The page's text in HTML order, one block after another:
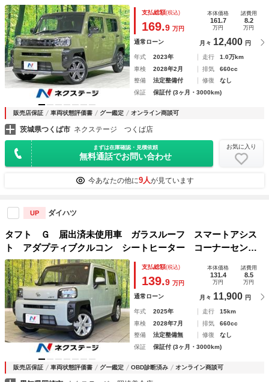
車 前席シートヒーター コーナーセンサー オートハイビー
ム スマートキー ＬＥＤヘッド＆フォグ ＨＤＭＩ端子 純
正１５インチＡＷ
支払総額(税込)
169.9 万円
本体価格
161.7
万円
諸費用
8.2
万円
通常ローン 月々 12,400 円
年式 2023年 走行
1.0万km
車検
2028年2月 排気
660cc
整備
法定整備付 修復
なし
保証
保証付 (3ヶ月・3000km)
販売店保証 車両状態評価書 グー鑑定 オンライン商談可
茨城県つくば市 ネクステージ つくば店
まずは在庫確認・見積依頼
無料通話でお問い合わせ
お気に入り
今あなたの他に9人が見ています
UP ダイハツ
タフト Ｇ 届出済未使用車 ガラスルーフ スマートアシス
ト アダプティブクルコン シートヒーター コーナーセンサ
ー スマートキー ＬＥＤヘッド ＬＥＤフォグ 純正１５イ
ンチＡＷ オートライト オートエアコン
支払総額(税込)
139.9 万円
本体価格
131.4
万円
諸費用
8.5
万円
通常ローン 月々 11,900 円
年式 2025年 走行
15km
車検
2028年7月 排気
660cc
整備
法定整備無 修復
なし
保証
保証付 (3ヶ月・3000km)
販売店保証 車両状態評価書 グー鑑定 OBD診断済み オンライン商談可